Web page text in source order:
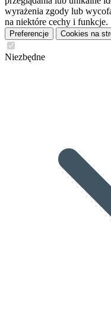
wyrażenia zgody lub
na niektóre cechy i funkcje.
Preferencje Cookies na
Niezbędne